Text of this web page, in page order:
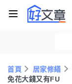
首頁 居家修繕
免花大錢又有FU